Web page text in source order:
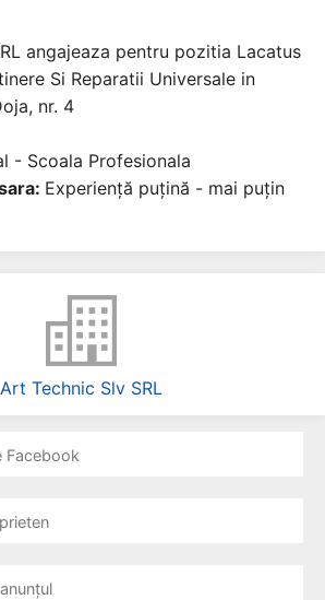
angajeaza pentru pozitia Lacatus
Si Reparatii Universale in
nr. 4
- Scoala Profesionala
Experiență puțină - mai puțin
Art Technic Slv SRL
Facebook